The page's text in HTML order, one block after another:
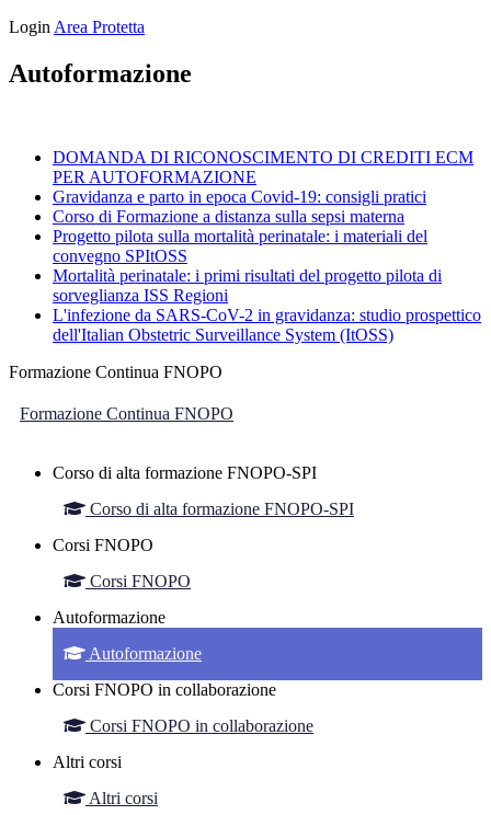
Login Area Protetta
Autoformazione
DOMANDA DI RICONOSCIMENTO DI CREDITI ECM
PER AUTOFORMAZIONE
Gravidanza e parto in epoca Covid-19: consigli pratici
Corso di Formazione a distanza sulla sepsi materna
Progetto pilota sulla mortalità perinatale: i materiali del
convegno SPItOSS
Mortalità perinatale: i primi risultati del progetto pilota di
sorveglianza ISS Regioni
L'infezione da SARS-CoV-2 in gravidanza: studio prospettico
dell'Italian Obstetric Surveillance System (ItOSS)
Formazione Continua FNOPO
Formazione Continua FNOPO
Corso di alta formazione FNOPO-SPI
Corso di alta formazione FNOPO-SPI
Corsi FNOPO
Corsi FNOPO
Autoformazione
Autoformazione
Corsi FNOPO in collaborazione
Corsi FNOPO in collaborazione
Altri corsi
Altri corsi